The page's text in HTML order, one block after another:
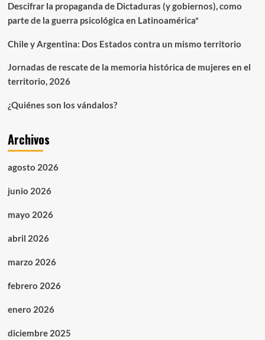
Ríos
(María
Sol
Anigstein
Vidal,
Benítez
Aldunate,
Wtkins
Descifrar la propaganda de Dictaduras (y gobiernos), como
parte de la guerra psicológica en Latinoamérica*
Chile y Argentina: Dos Estados contra un mismo territorio
Jornadas de rescate de la memoria histórica de mujeres en el
territorio, 2026
¿Quiénes son los vándalos?
Archivos
agosto 2026
junio 2026
mayo 2026
abril 2026
marzo 2026
febrero 2026
enero 2026
diciembre 2025